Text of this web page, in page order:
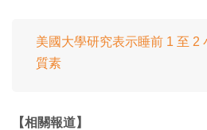
美國大學研究表示睡前 1 至 2
質素
【相關報道】